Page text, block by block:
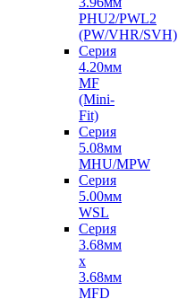
PHU2/PWL2
(PW/VHR/SVH)
Серия
4.20мм
MF
(Mini-
Fit)
Серия
5.08мм
MHU/MPW
Серия
5.00мм
WSL
Серия
3.68мм
х
3.68мм
MFD